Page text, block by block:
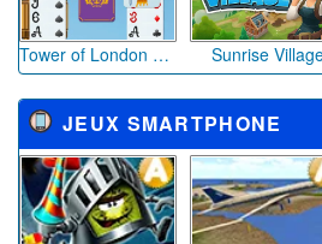
Tower of London Solitaire Sunrise
JEUX SMARTPHONE